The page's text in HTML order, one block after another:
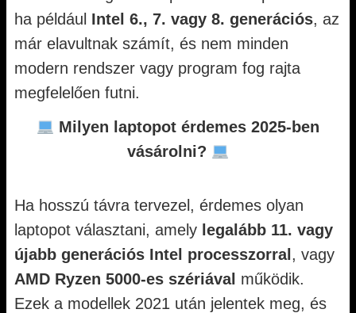
ha például Intel 6., 7. vagy 8. generációs, az
már elavultnak számít, és nem minden
modern rendszer vagy program fog rajta
megfelelően futni.
Milyen laptopot érdemes 2025-ben
vásárolni?
Ha hosszú távra tervezel, érdemes olyan
laptopot választani, amely legalább 11. vagy
újabb generációs Intel processzorral , vagy
AMD Ryzen 5000-es szériával működik.
Ezek a modellek 2021 után jelentek meg, és